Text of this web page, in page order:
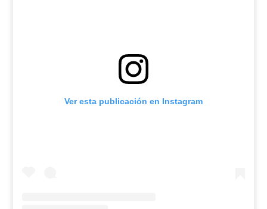
Ver esta publicación en Instagram